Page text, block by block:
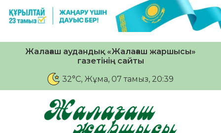
Жалағаш аудандық «Жалағаш жаршысы»
газетінің сайты
32°C, Жұма, 07 тамыз, 20:39